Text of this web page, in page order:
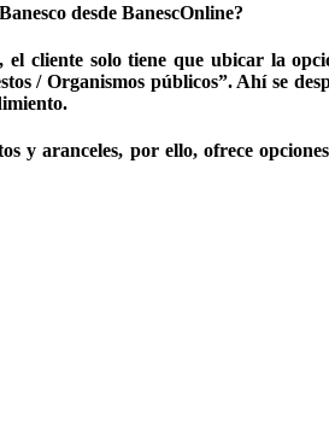
desde BanescOnline?
cliente solo tiene que ubicar la
/ Organismos públicos”. Ahí se
y aranceles, por ello, ofrece